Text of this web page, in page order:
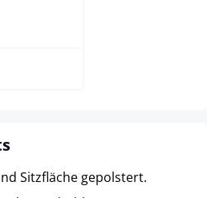
Sitzfläche gepolstert.